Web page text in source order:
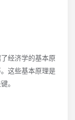
经济学的基本原
这些基本原理是
。